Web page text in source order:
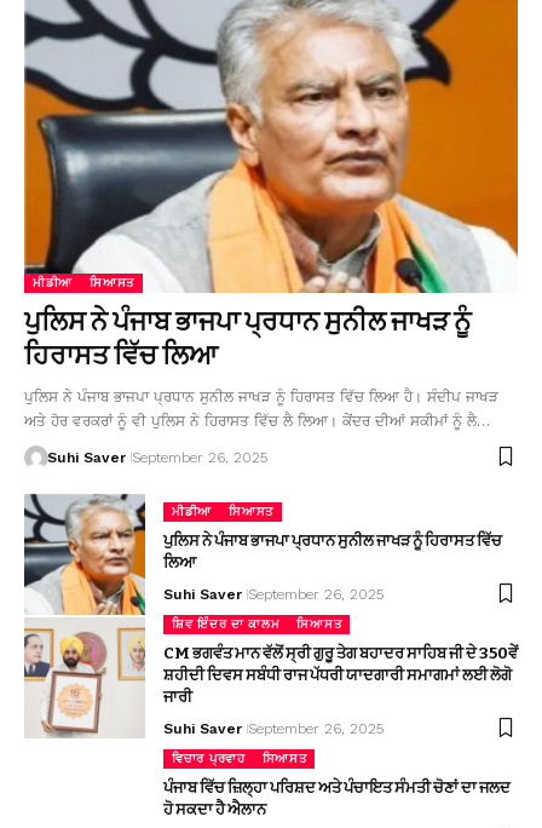
ਮੀਡੀਆ ਸਿਆਸਤ
ਪੁਲਿਸ ਨੇ ਪੰਜਾਬ ਭਾਜਪਾ ਪ੍ਰਧਾਨ ਸੁਨੀਲ ਜਾਖੜ ਨੂੰ
ਹਿਰਾਸਤ ਵਿੱਚ ਲਿਆ
ਪੁਲਿਸ ਨੇ ਪੰਜਾਬ ਭਾਜਪਾ ਪ੍ਰਧਾਨ ਸੁਨੀਲ ਜਾਖੜ ਨੂੰ ਹਿਰਾਸਤ ਵਿੱਚ ਲਿਆ ਹੈ। ਸੰਦੀਪ ਜਾਖੜ
ਅਤੇ ਹੋਰ ਵਰਕਰਾਂ ਨੂੰ ਵੀ ਪੁਲਿਸ ਨੇ ਹਿਰਾਸਤ ਵਿੱਚ ਲੈ ਲਿਆ। ਕੇਂਦਰ ਦੀਆਂ ਸਕੀਮਾਂ ਨੂੰ ਲੈ…
Suhi Saver September 26, 2025
ਮੀਡੀਆ ਸਿਆਸਤ
ਪੁਲਿਸ ਨੇ ਪੰਜਾਬ ਭਾਜਪਾ ਪ੍ਰਧਾਨ ਸੁਨੀਲ ਜਾਖੜ ਨੂੰ ਹਿਰਾਸਤ ਵਿੱਚ
ਲਿਆ
Suhi Saver September 26, 2025
ਸ਼ਿਵ ਇੰਦਰ ਦਾ ਕਾਲਮ ਸਿਆਸਤ
CM ਭਗਵੰਤ ਮਾਨ ਵੱਲੋਂ ਸ੍ਰੀ ਗੁਰੂ ਤੇਗ ਬਹਾਦਰ ਸਾਹਿਬ ਜੀ ਦੇ 350ਵੇਂ
ਸ਼ਹੀਦੀ ਦਿਵਸ ਸਬੰਧੀ ਰਾਜ ਪੱਧਰੀ ਯਾਦਗਾਰੀ ਸਮਾਗਮਾਂ ਲਈ ਲੋਗੋ
ਜਾਰੀ
Suhi Saver September 26, 2025
ਵਿਚਾਰ ਪ੍ਰਵਾਹ ਸਿਆਸਤ
ਪੰਜਾਬ ਵਿੱਚ ਜ਼ਿਲ੍ਹਾ ਪਰਿਸ਼ਦ ਅਤੇ ਪੰਚਾਇਤ ਸੰਮਤੀ ਚੋਣਾਂ ਦਾ ਜਲਦ
ਹੋ ਸਕਦਾ ਹੈ ਐਲਾਨ